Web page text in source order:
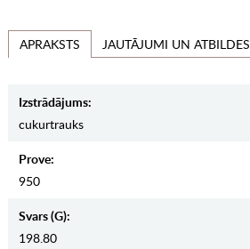
APRAKSTS JAUTĀJUMI UN ATBILDES
Izstrādājums:
cukurtrauks
Prove:
950
Svars (g):
198.80